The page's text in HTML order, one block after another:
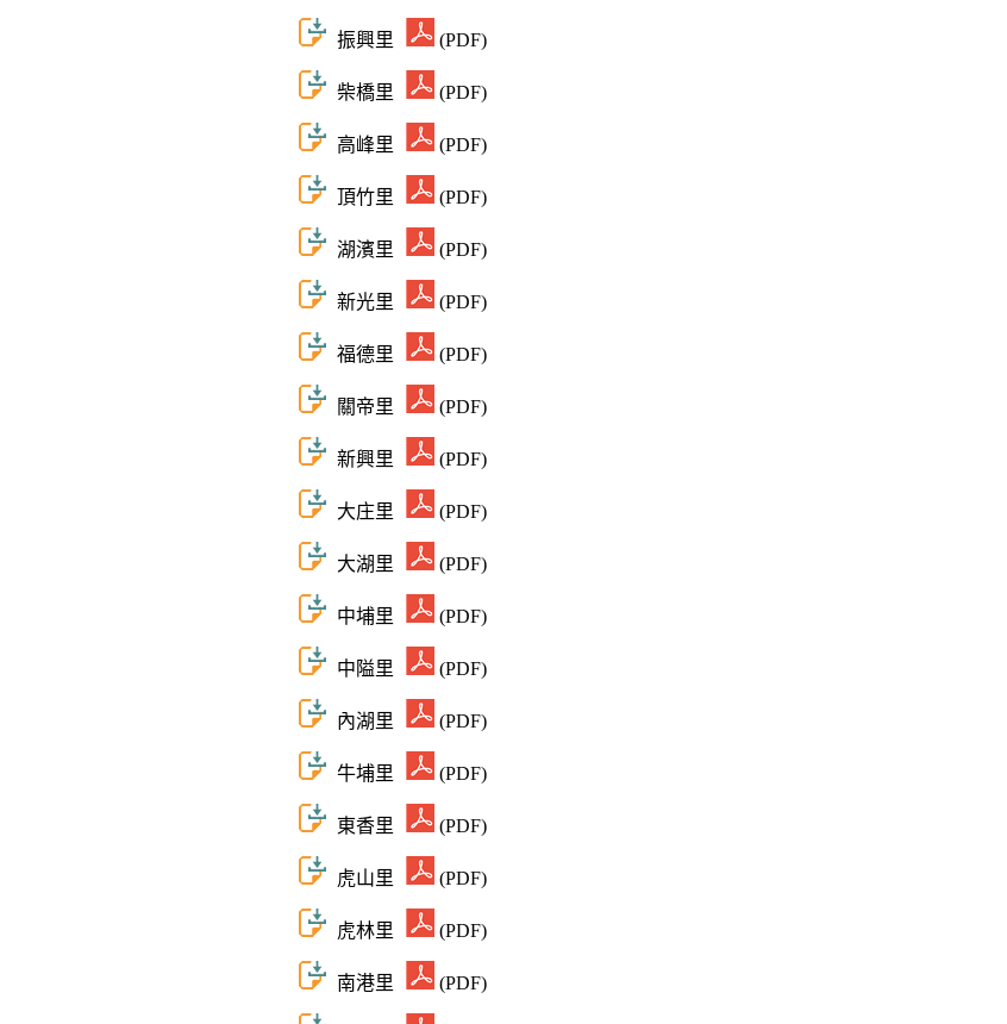
振興里 (PDF)
柴橋里 (PDF)
高峰里 (PDF)
頂竹里 (PDF)
湖濱里 (PDF)
新光里 (PDF)
福德里 (PDF)
關帝里 (PDF)
新興里 (PDF)
大庄里 (PDF)
大湖里 (PDF)
中埔里 (PDF)
中隘里 (PDF)
內湖里 (PDF)
牛埔里 (PDF)
東香里 (PDF)
虎山里 (PDF)
虎林里 (PDF)
南港里 (PDF)